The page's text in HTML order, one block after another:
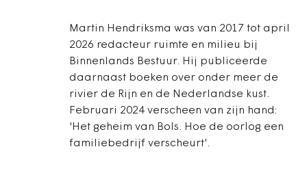
Martin Hendriksma was van 2017 tot april
2026 redacteur ruimte en milieu bij
Binnenlands Bestuur. Hij publiceerde
daarnaast boeken over onder meer de
rivier de Rijn en de Nederlandse kust.
Februari 2024 verscheen van zijn hand:
'Het geheim van Bols. Hoe de oorlog een
familiebedrijf verscheurt'.